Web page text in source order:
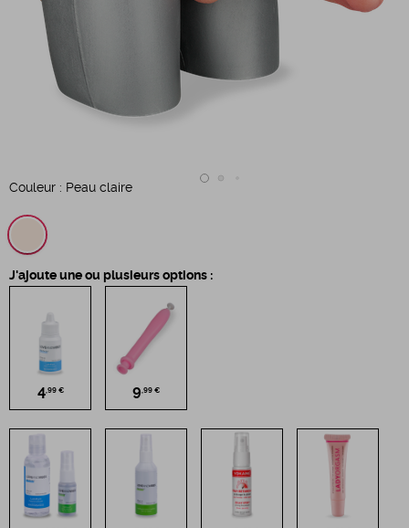
Couleur : Peau claire
J'ajoute une ou plusieurs options :
4,99 € 9,99 €